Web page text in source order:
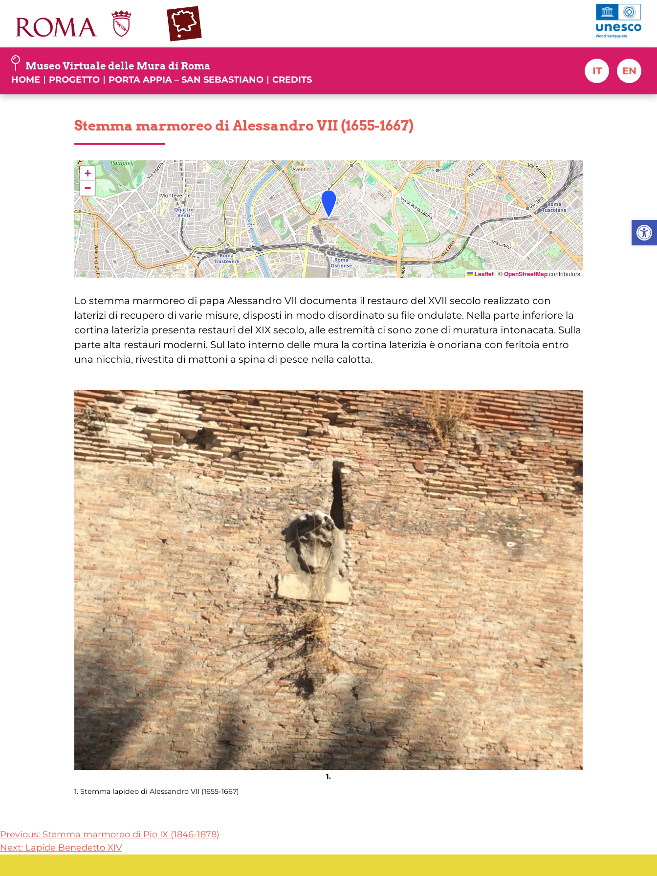
Apri
content
Museo Virtuale delle Mura di Roma
HOME PROGETTO PORTA APPIA – SAN SEBASTIANO CREDITS
IT EN
Stemma marmoreo di Alessandro VII (1655-1667)
+
−
Leaflet | ©OpenStreetMapcontributors
Lo stemma marmoreo di papa Alessandro VII documenta il restauro del XVII secolo realizzato con
laterizi di recupero di varie misure, disposti in modo disordinato su file ondulate. Nella parte inferiore la
cortina laterizia presenta restauri del XIX secolo, alle estremità ci sono zone di muratura intonacata. Sulla
parte alta restauri moderni. Sul lato interno delle mura la cortina laterizia è onoriana con feritoia entro
una nicchia, rivestita di mattoni a spina di pesce nella calotta.
1. Stemma lapideo di Alessandro VII (1655-1667)
Navigazione
articoli
Previous: Stemma marmoreo di Pio IX (1846-1878)
Next: Lapide Benedetto XIV